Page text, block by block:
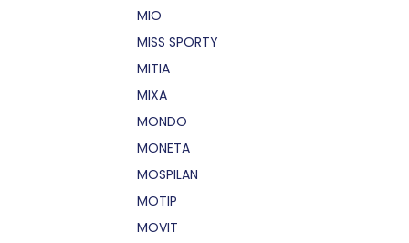
MIO
MISS SPORTY
MITIA
MIXA
MONDO
MONETA
MOSPILAN
MOTIP
MOVIT